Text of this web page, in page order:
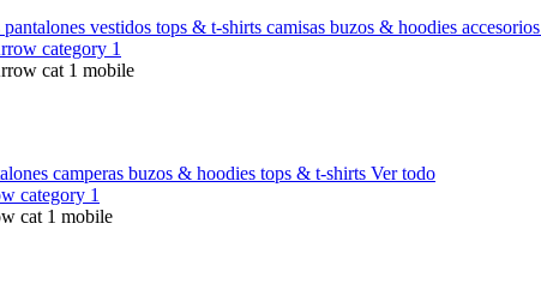
pantalones vestidos tops & t-shirts camisas buzos & hoodies accesorios
camperas buzos & hoodies tops & t-shirts Ver todo